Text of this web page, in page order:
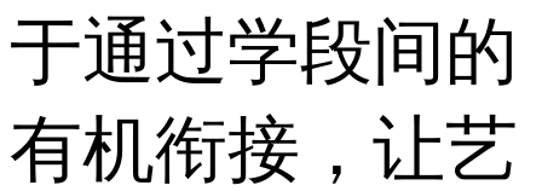
于通过学段间的
有机衔接，让艺